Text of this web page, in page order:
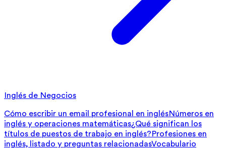
Inglés de Negocios
Cómo escribir un email profesional en inglésNúmeros en
inglés y operaciones matemáticas¿Qué significan los
títulos de puestos de trabajo en inglés?Profesiones en
inglés, listado y preguntas relacionadasVocabulario